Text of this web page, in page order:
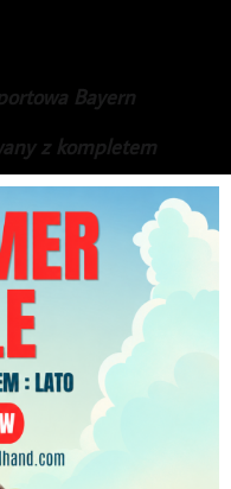
Bayern
z kompletem
przez
sztab trenerski.
zł